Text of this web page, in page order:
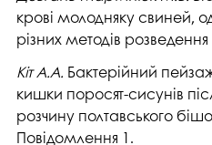
крові молодняку свиней,
різних методів розведення
Кіт А.А. Бактерійний
кишки поросят-сисунів
розчину полтавського
Повідомлення 1.